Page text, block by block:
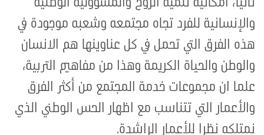
ثانيا، امكانية تنمية الروح والمسؤولية الوطنية
والإنسانية للفرد تجاه مجتمعه وشعبه موجودة في
هذه الفرق التي تحمل في كل عناوينها هم الانسان
والوطن والحياة الكريمة وهذا من مفاهيم التربية،
علما ان مجموعات خدمة المجتمع من أكثر الفرق
والأعمار التي تتناسب مع اظهار الحس الوطني الذي
نمتلكه نظرا للأعمار الراشدة.